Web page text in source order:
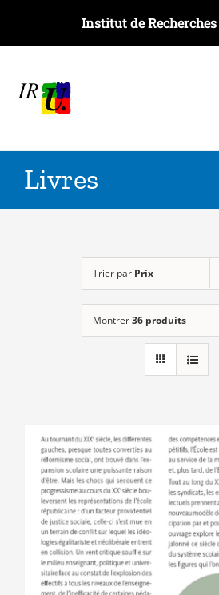
contenu
Institut de Recherches
Les recherches
Les événements
Livres
Trier par Prix
Montrer36 produits